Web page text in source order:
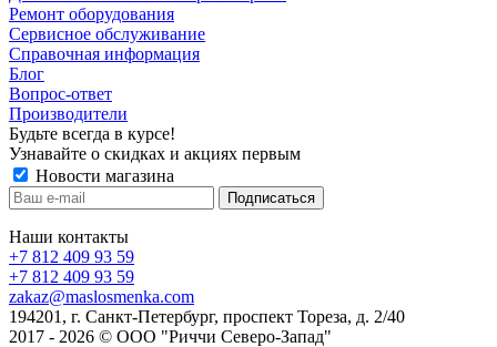
Ремонт оборудования
Сервисное обслуживание
Справочная информация
Блог
Вопрос-ответ
Производители
Будьте всегда в курсе!
Узнавайте о скидках и акциях первым
Новости магазина
Наши контакты
+7 812 409 93 59
+7 812 409 93 59
zakaz@maslosmenka.com
194201, г. Санкт-Петербург, проспект Тореза, д. 2/40
2017 - 2026 © ООО "Риччи Северо-Запад"